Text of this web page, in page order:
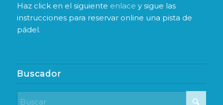
Haz click en el siguiente enlace y sigue las
instrucciones para reservar online una pista de
pádel.
Buscador